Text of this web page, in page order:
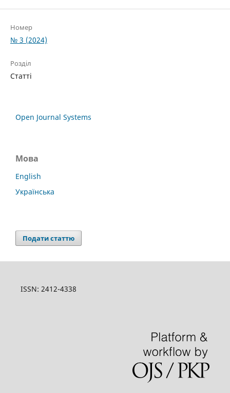
Номер
№ 3 (2024)
Розділ
Статті
Open Journal Systems
Мова
English
Українська
Подати статтю
ISSN: 2412-4338